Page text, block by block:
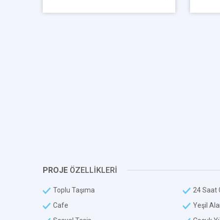
PROJE ÖZELLİKLERİ
Toplu Taşıma
24 Saat
Cafe
Yeşil